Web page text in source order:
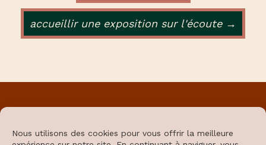
Nous utilisons des cookies pour vous offrir la meilleure
accueillir une exposition sur l'écoute →
S'ABONNER